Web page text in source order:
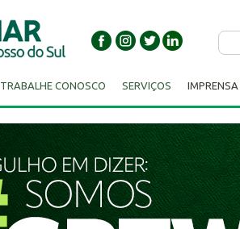
TRABALHE CONOSCO SERVIÇOS IMPRENSA